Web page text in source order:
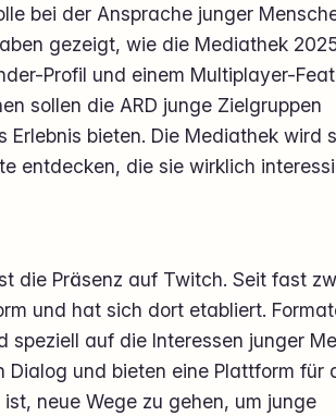
bei der Ansprache junger
gezeigt, wie die Mediathek
Profil und einem Multiplayer-
sollen die ARD junge Zielgruppen
bieten. Die Mediathek wird
entdecken, die sie wirklich
die Präsenz auf Twitch. Seit fast
und hat sich dort etabliert.
auf die Interessen junger
und bieten eine Plattform für
neue Wege zu gehen, um junge